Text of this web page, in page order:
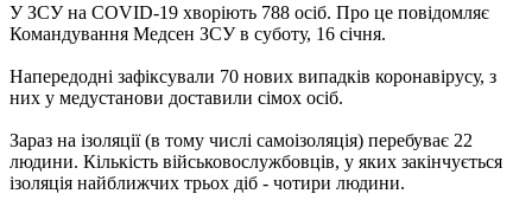
У ЗСУ на COVID-19 хворіють 788 осіб. Про це повідомляє
Командування Медсен ЗСУ в суботу, 16 січня.
Напередодні зафіксували 70 нових випадків коронавірусу, з
них у медустанови доставили сімох осіб.
Зараз на ізоляції (в тому числі самоізоляція) перебуває 22
людини. Кількість військовослужбовців, у яких закінчується
ізоляція найближчих трьох діб - чотири людини.